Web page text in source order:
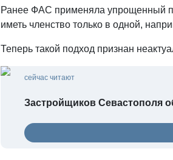
Ранее ФАС применяла упрощенный
иметь членство только в одной,
Теперь такой подход признан
сейчас читают
Застройщиков Севастополя